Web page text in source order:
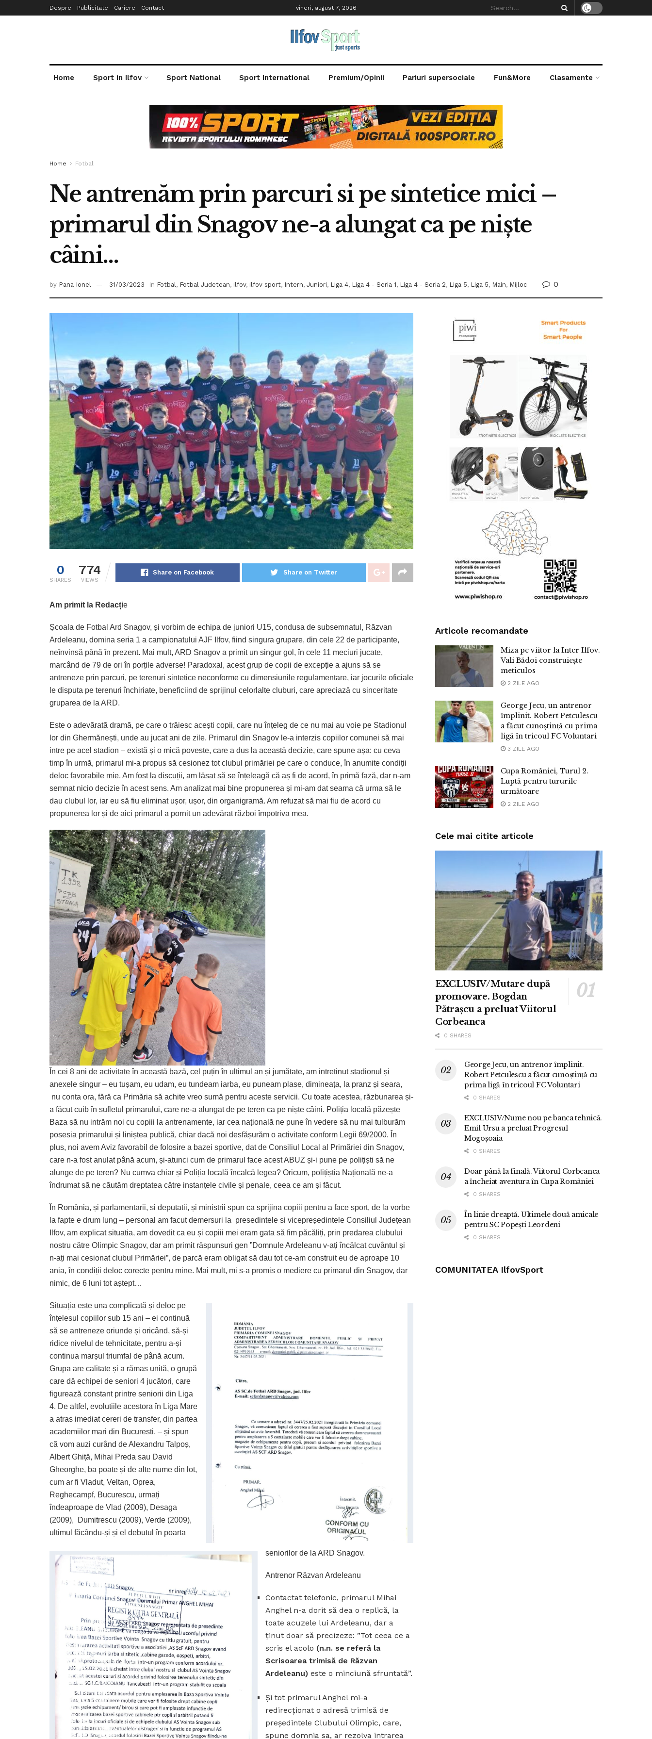
Despre Publicitate Cariere Contact vineri, august 7, 2026
Home Sport in Ilfov Sport National Sport International Premium/Opinii Pariuri supersociale Fun&More Clasamente
Home Fotbal
Ne antrenăm prin parcuri si pe sintetice mici –
primarul din Snagov ne-a alungat ca pe niște
câini…
by Pana Ionel 31/03/2023 in Fotbal, Fotbal Judetean, ilfov, ilfov sport, Intern, Juniori, Liga 4, Liga 4 - Seria 1, Liga 4 - Seria 2, Liga 5, Liga 5, Main, Mijloc 0
0
SHARES
774
VIEWS
Share on Facebook Share on Twitter
Am primit la Redacție
Școala de Fotbal Ard Snagov, și vorbim de echipa de juniori U15, condusa de subsemnatul, Răzvan
Ardeleanu, domina seria 1 a campionatului AJF Ilfov, fiind singura grupare, din cele 22 de participante,
neînvinsă până în prezent. Mai mult, ARD Snagov a primit un singur gol, în cele 11 meciuri jucate,
marcând de 79 de ori în porțile adverse! Paradoxal, acest grup de copii de excepție a ajuns să se
antreneze prin parcuri, pe terenuri sintetice neconforme cu dimensiunile regulamentare, iar jocurile oficiale
le disputa pe terenuri închiriate, beneficiind de sprijinul celorlalte cluburi, care apreciază cu sinceritate
gruparea de la ARD.
Este o adevărată dramă, pe care o trăiesc acești copii, care nu înțeleg de ce nu mai au voie pe Stadionul
lor din Ghermănești, unde au jucat ani de zile. Primarul din Snagov le-a interzis copiilor comunei să mai
intre pe acel stadion – există și o mică poveste, care a dus la această decizie, care spune așa: cu ceva
timp în urmă, primarul mi-a propus să cesionez tot clubul primăriei pe care o conduce, în anumite condiții
deloc favorabile mie. Am fost la discuții, am lăsat să se înțeleagă că aș fi de acord, în primă fază, dar n-am
semnat nicio decizie în acest sens. Am analizat mai bine propunerea și mi-am dat seama că urma să le
dau clubul lor, iar eu să fiu eliminat ușor, ușor, din organigramă. Am refuzat să mai fiu de acord cu
propunerea lor și de aici primarul a pornit un adevărat război împotriva mea.
În cei 8 ani de activitate în această bază, cel puțin în ultimul an și jumătate, am intretinut stadionul și
anexele singur – eu tușam, eu udam, eu tundeam iarba, eu puneam plase, dimineața, la pranz și seara,
nu conta ora, fără ca Primăria să achite vreo sumă pentru aceste servicii. Cu toate acestea, răzbunarea și-
a făcut cuib în sufletul primarului, care ne-a alungat de pe teren ca pe niște câini. Poliția locală păzește
Baza să nu intrăm noi cu copiii la antrenamente, iar cea națională ne pune în vedere să nu mai tulburăm
posesia primarului și liniștea publică, chiar dacă noi desfășurăm o activitate conform Legii 69/2000. În
plus, noi avem Aviz favorabil de folosire a bazei sportive, dat de Consiliul Local al Primăriei din Snagov,
care n-a fost anulat până acum, și-atunci cum de primarul face acest ABUZ și-i pune pe polițiști să ne
alunge de pe teren? Nu cumva chiar și Poliția locală încalcă legea? Oricum, polițiștia Națională ne-a
îndrumat să ne căutăm dreptatea către instanțele civile și penale, ceea ce am și făcut.
În România, și parlamentarii, si deputatii, și ministrii spun ca sprijina copiii pentru a face sport, de la vorbe
la fapte e drum lung – personal am facut demersuri la presedintele si vicepreședintele Consiliul Județean
Ilfov, am explicat situatia, am dovedit ca eu și copiii mei eram gata să fim păcăliți, prin predarea clubului
nostru către Olimpic Snagov, dar am primit răspunsuri gen ”Domnule Ardeleanu v-ați încălcat cuvântul și
n-ați mai cesionat clubul Primăriei”, de parcă eram obligat să dau tot ce-am construit eu de aproape 10
ania, în condiții deloc corecte pentru mine. Mai mult, mi s-a promis o mediere cu primarul din Snagov, dar
nimic, de 6 luni tot aștept…
Situația este una complicată și deloc pe
înțelesul copiilor sub 15 ani – ei continuă
să se antreneze oriunde și oricând, să-și
ridice nivelul de tehnicitate, pentru a-și
continua marșul triumfal de până acum.
Grupa are calitate și a rămas unită, o grupă
care dă echipei de seniori 4 jucători, care
figurează constant printre seniorii din Liga
4. De altfel, evolutiile acestora în Liga Mare
a atras imediat cereri de transfer, din partea
academiilor mari din Bucuresti, – și spun
că vom auzi curând de Alexandru Talpoș,
Albert Ghiță, Mihai Preda sau David
Gheorghe, ba poate și de alte nume din lot,
cum ar fi Vladut, Veltan, Oprea,
Reghecampf, Bucurescu, urmați
îndeaproape de Vlad (2009), Desaga
(2009), Dumitrescu (2009), Verde (2009),
ultimul făcându-și și el debutul în poarta
seniorilor de la ARD Snagov.
Antrenor Răzvan Ardeleanu
Contactat telefonic, primarul Mihai
Anghel n-a dorit să dea o replică, la
toate acuzele lui Ardeleanu, dar a
ținut doar să precizeze: ”Tot ceea ce a
scris el acolo (n.n. se referă la
Scrisoarea trimisă de Răzvan
Ardeleanu) este o minciună sfruntată”.
Și tot primarul Anghel mi-a
redirecționat o adresă trimisă de
președintele Clubului Olimpic, care,
spune domnia sa, ar rezolva intrarea
Articole recomandate
Miza pe viitor la Inter Ilfov.
Vali Bădoi construiește
meticulos
2 ZILE AGO
George Jecu, un antrenor
împlinit. Robert Petculescu
a făcut cunoștință cu prima
ligă în tricoul FC Voluntari
3 ZILE AGO
Cupa României, Turul 2.
Luptă pentru tururile
următoare
2 ZILE AGO
Cele mai citite articole
EXCLUSIV/Mutare după
promovare. Bogdan
Pătrașcu a preluat Viitorul
Corbeanca
0 SHARES
George Jecu, un antrenor împlinit.
Robert Petculescu a făcut cunoștință cu
prima ligă în tricoul FC Voluntari
0 SHARES
EXCLUSIV/Nume nou pe banca tehnică.
Emil Ursu a preluat Progresul
Mogoșoaia
0 SHARES
Doar până la finală. Viitorul Corbeanca
a încheiat aventura în Cupa României
0 SHARES
În linie dreaptă. Ultimele două amicale
pentru SC Popești Leordeni
0 SHARES
COMUNITATEA IlfovSport